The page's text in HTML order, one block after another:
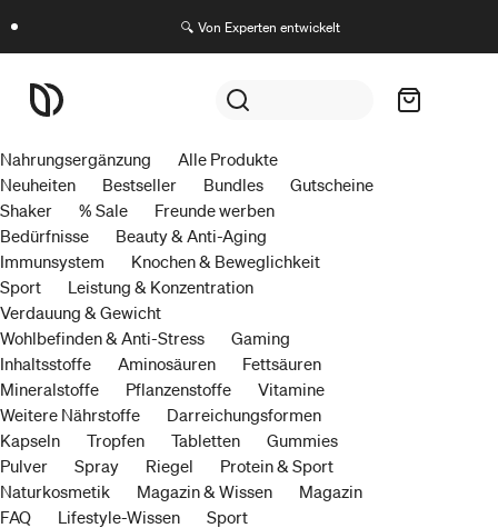
🔍 Von Experten entwickelt
Nahrungsergänzung
Alle Produkte
Neuheiten
Bestseller Bundles
Gutscheine
Shaker
% Sale
Freunde werben
Bedürfnisse
Beauty & Anti-Aging
Immunsystem
Knochen & Beweglichkeit
Sport
Leistung & Konzentration
Verdauung & Gewicht
Wohlbefinden & Anti-Stress
Gaming
Inhaltsstoffe
Aminosäuren
Fettsäuren
Mineralstoffe
Pflanzenstoffe
Vitamine
Weitere Nährstoffe
Darreichungsformen
Kapseln
Tropfen Tabletten
Gummies
Pulver
Spray Riegel
Protein & Sport
Naturkosmetik
Magazin & Wissen
Magazin
FAQ
Lifestyle-Wissen
Sport